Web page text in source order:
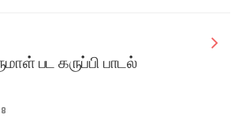
பட கருப்பி பாடல்